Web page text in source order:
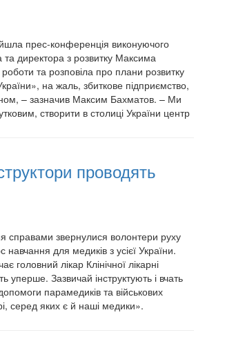
прес-конференція виконуючого
директора з розвитку Максима
та розповіла про плани розвитку
на жаль, збиткове підприємство,
– зазначив Максим Бахматов. – Ми
створити в столиці України центр
проводять
справами звернулися волонтери руху
навчання для медиків з усієї України.
головний лікар Клінічної лікарні
уперше. Зазвичай інструктують і вчать
парамедиків та військових
серед яких є й наші медики».